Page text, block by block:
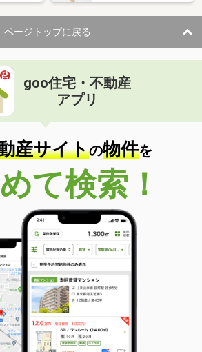
ページトップに戻る
goo住宅・不動産
アプリ
産サイトの物件を
て検索！